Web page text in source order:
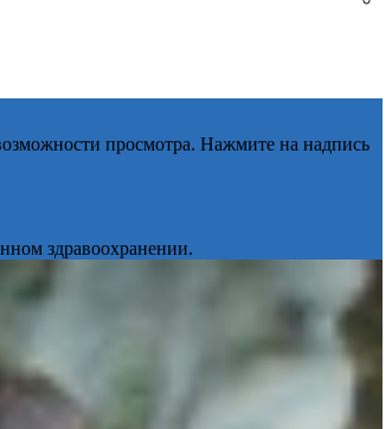
просмотра. Нажмите на надпись
здравоохранении.